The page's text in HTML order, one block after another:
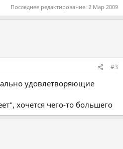
Последнее редактирование: 2 Мар 2009
#3
удовлетворяющие
хочется чего-то большего